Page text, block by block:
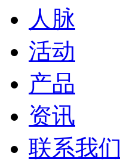
人脉
活动
产品
资讯
联系我们